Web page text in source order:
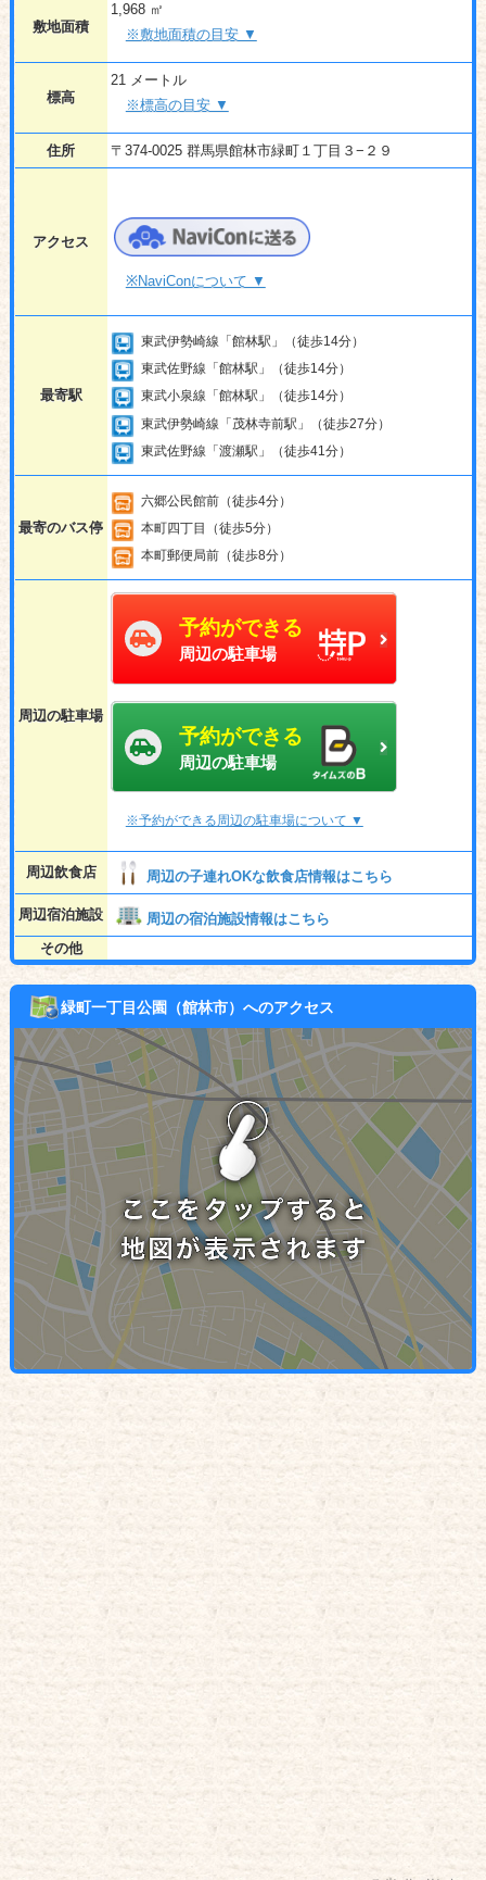
敷地面積
1,968 ㎡
※敷地面積の目安 ▼
標高
21 メートル
※標高の目安 ▼
住所 〒374-0025 群馬県館林市緑町１丁目３−２９
アクセス
※NaviConについて ▼
最寄駅
東武伊勢崎線「館林駅」（徒歩14分）
東武佐野線「館林駅」（徒歩14分）
東武小泉線「館林駅」（徒歩14分）
東武伊勢崎線「茂林寺前駅」（徒歩27分）
東武佐野線「渡瀬駅」（徒歩41分）
最寄のバス停
六郷公民館前（徒歩4分）
本町四丁目（徒歩5分）
本町郵便局前（徒歩8分）
周辺の駐車場
予約ができる
周辺の駐車場
予約ができる
周辺の駐車場
※予約ができる周辺の駐車場について ▼
周辺飲食店 周辺の子連れOKな飲食店情報はこちら
周辺宿泊施設
周辺の宿泊施設情報はこちら
その他
緑町一丁目公園（館林市）へのアクセス